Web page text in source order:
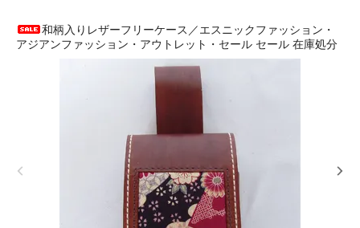
和柄入りレザーフリーケース／エスニックファッション・
アジアンファッション・アウトレット・セール セール 在庫処分